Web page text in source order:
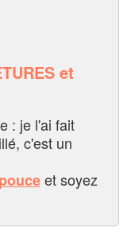
et
: je l'ai fait
c'est un
et soyez